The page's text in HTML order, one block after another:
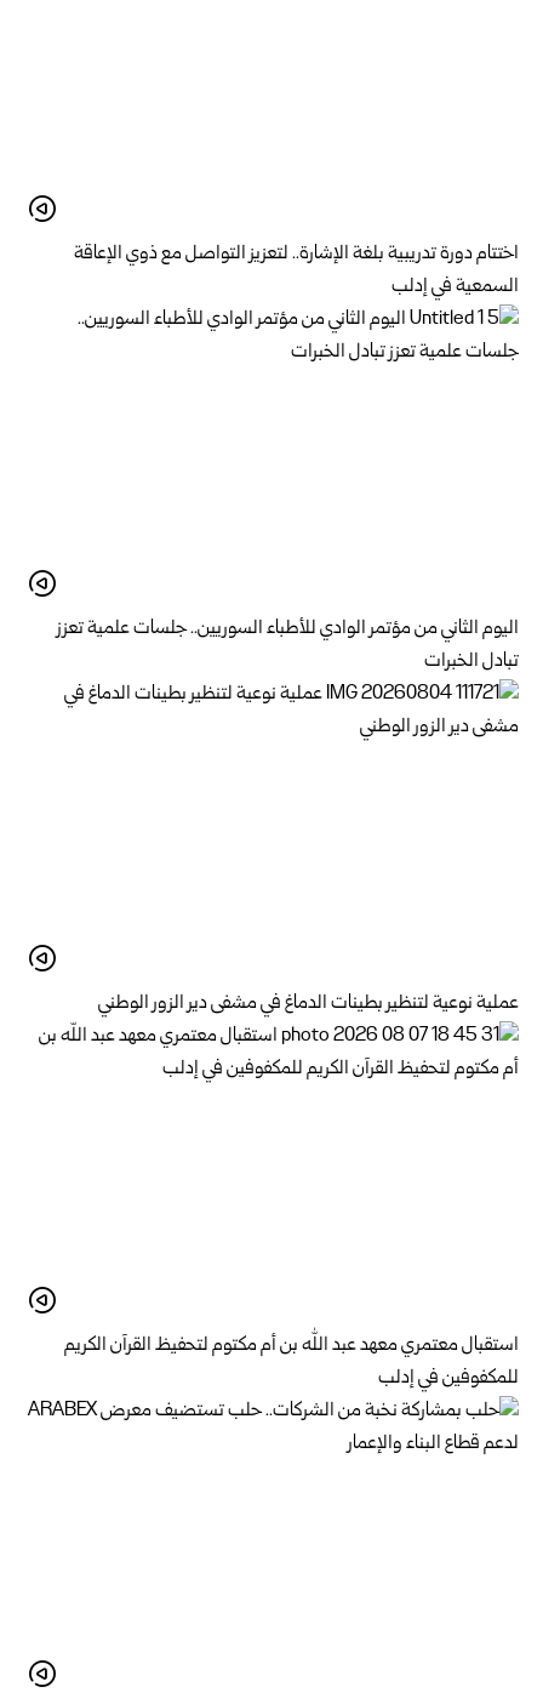
اختتام دورة تدريبية بلغة الإشارة.. لتعزيز التواصل مع ذوي الإعاقة
السمعية في إدلب
اليوم الثاني من مؤتمر الوادي للأطباء السوريين.. جلسات علمية تعزز
تبادل الخبرات
عملية نوعية لتنظير بطينات الدماغ في مشفى دير الزور الوطني
استقبال معتمري معهد عبد الله بن أم مكتوم لتحفيظ القرآن الكريم
للمكفوفين في إدلب